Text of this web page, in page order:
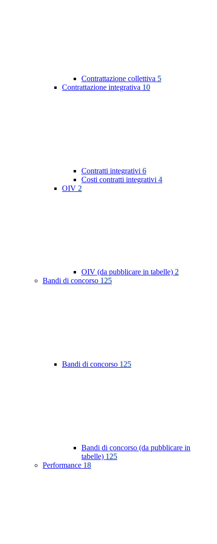
Contrattazione collettiva 5
Contrattazione integrativa 10
Contratti integrativi 6
Costi contratti integrativi 4
OIV 2
OIV (da pubblicare in tabelle) 2
Bandi di concorso 125
Bandi di concorso 125
Bandi di concorso (da pubblicare in
tabelle) 125
Performance 18